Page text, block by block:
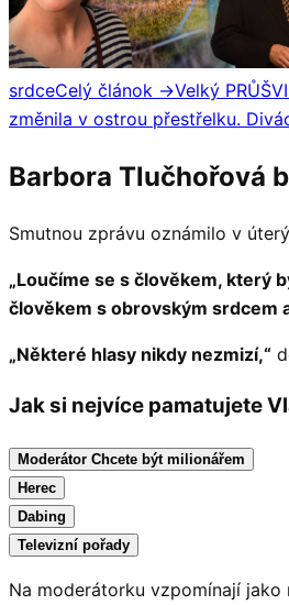
srdceCelý článok →Velký
změnila v ostrou přestřelku.
Barbora Tlučhořová
Smutnou zprávu oznámilo v
„Loučíme se s člověkem, který
člověkem s obrovským srdcem
„Některé hlasy nikdy nezmizí,“
Jak si nejvíce pamatujete
Moderátor Chcete být milionářem
Herec
Dabing
Televizní pořady
Na moderátorku vzpomínají